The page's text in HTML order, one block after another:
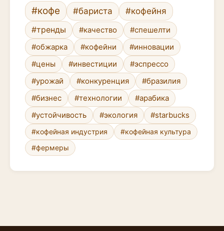
#кофе #бариста
#кофейня
#тренды
#качество
#спешелти
#обжарка
#кофейни
#инновации
#цены
#инвестиции
#эспрессо
#урожай
#конкуренция
#бразилия
#бизнес
#технологии
#арабика
#устойчивость
#экология #starbucks
#кофейная индустрия
#кофейная культура
#фермеры